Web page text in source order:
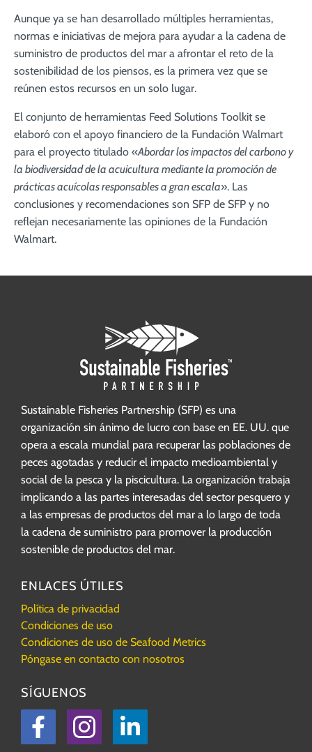
Aunque ya se han desarrollado múltiples herramientas,
normas e iniciativas de mejora para ayudar a la cadena de
suministro de productos del mar a afrontar el reto de la
sostenibilidad de los piensos, es la primera vez que se
reúnen estos recursos en un solo lugar.
El conjunto de herramientas Feed Solutions Toolkit se
elaboró con el apoyo financiero de la Fundación Walmart
para el proyecto titulado «Abordar los impactos del carbono y
la biodiversidad de la acuicultura mediante la promoción de
prácticas acuícolas responsables a gran escala». Las
conclusiones y recomendaciones son SFP de SFP y no
reflejan necesariamente las opiniones de la Fundación
Walmart.
Sustainable Fisheries Partnership (SFP) es una
organización sin ánimo de lucro con base en EE. UU. que
opera a escala mundial para recuperar las poblaciones de
peces agotadas y reducir el impacto medioambiental y
social de la pesca y la piscicultura. La organización trabaja
implicando a las partes interesadas del sector pesquero y
a las empresas de productos del mar a lo largo de toda
la cadena de suministro para promover la producción
sostenible de productos del mar.
ENLACES ÚTILES
Política de privacidad
Condiciones de uso
Condiciones de uso de Seafood Metrics
Póngase en contacto con nosotros
SÍGUENOS
Facebook
Instagram
LinkedIn